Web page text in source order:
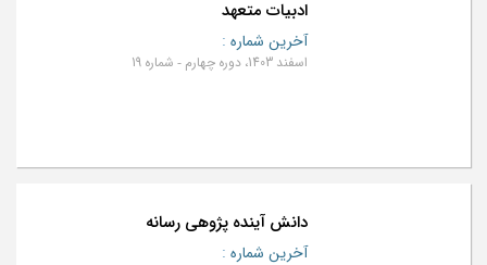
ادبیات متعهد
آخرین شماره :
اسفند 1403، دوره چهارم - شماره 19
دانش آینده پژوهی رسانه
آخرین شماره :